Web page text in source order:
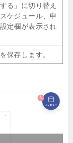
る」に切り替え
ケジュール、申
定欄が表示され
保存します。